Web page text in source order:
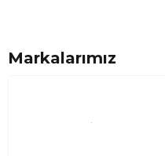
Markalarımız